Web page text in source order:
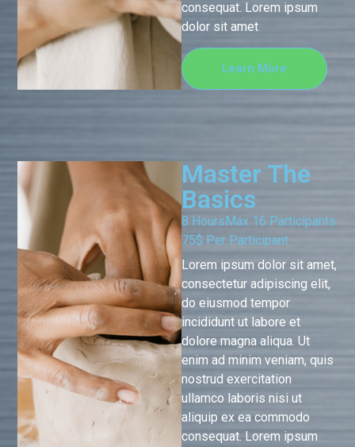
consequat. Lorem ipsum
dolor sit amet
Learn More
Master The
Basics
8 HoursMax 16 Participants
75$ Per Participant
Lorem ipsum dolor sit amet,
consectetur adipiscing elit,
do eiusmod tempor
incididunt ut labore et
dolore magna aliqua. Ut
enim ad minim veniam, quis
nostrud exercitation
ullamco laboris nisi ut
aliquip ex ea commodo
consequat. Lorem ipsum